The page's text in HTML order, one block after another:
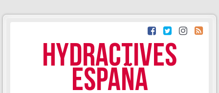
HYDRACTIVES
ESPAÑA